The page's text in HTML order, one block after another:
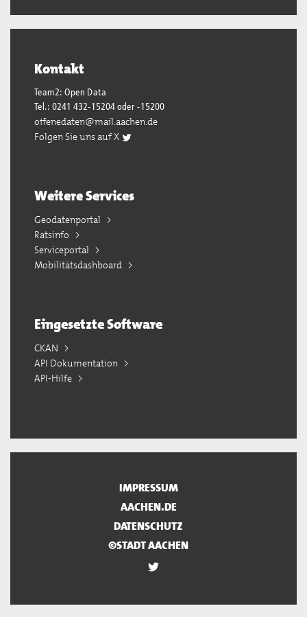
Kontakt
Team2: Open Data
Tel.: 0241 432-15204 oder -15200
offenedaten@mail.aachen.de
Folgen Sie uns auf X
Weitere Services
Geodatenportal
Ratsinfo
Serviceportal
Mobilitätsdashboard
Eingesetzte Software
CKAN
API Dokumentation
API-Hilfe
IMPRESSUM
AACHEN.DE
DATENSCHUTZ
©STADT AACHEN